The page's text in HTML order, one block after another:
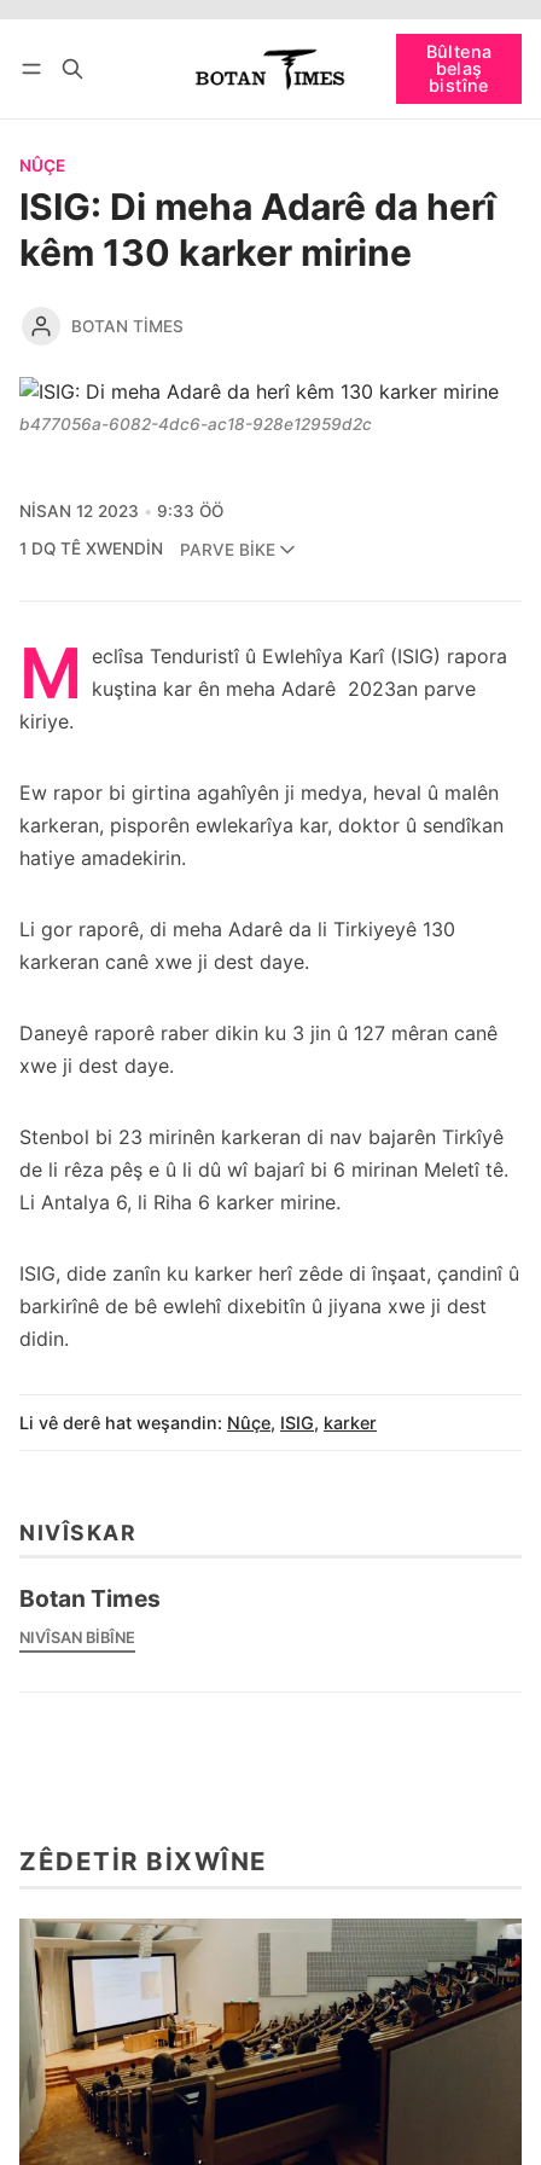
Bûltena
belaş
bistîne
bişopîne
NÛÇE
ISIG: Di meha Adarê da herî
kêm 130 karker mirine
BOTAN TIMES
b477056a-6082-4dc6-ac18-928e12959d2c
NISAN 12 2023
9:33 ÖÖ
1 DQ TÊ XWENDIN
PARVE BIKE
M eclîsa Tenduristî û Ewlehîya Karî (ISIG) rapora
kuştina kar ên meha Adarê 2023an parve
kiriye.
Ew rapor bi girtina agahîyên ji medya, heval û malên
karkeran, pisporên ewlekarîya kar, doktor û sendîkan
hatiye amadekirin.
Li gor raporê, di meha Adarê da li Tirkiyeyê 130
karkeran canê xwe ji dest daye.
Daneyê raporê raber dikin ku 3 jin û 127 mêran canê
xwe ji dest daye.
Stenbol bi 23 mirinên karkeran di nav bajarên Tirkîyê
de li rêza pêş e û li dû wî bajarî bi 6 mirinan Meletî tê.
Li Antalya 6, li Riha 6 karker mirine.
ISIG, dide zanîn ku karker herî zêde di înşaat, çandinî û
barkirînê de bê ewlehî dixebitîn û jiyana xwe ji dest
didin.
Li vê derê hat weşandin: Nûçe, ISIG, karker
NIVÎSKAR
Botan Times
NIVÎSAN BIBÎNE
ZÊDETIR BIXWÎNE